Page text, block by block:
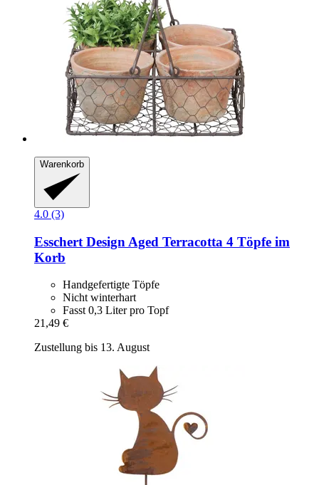
Warenkorb
4.0 (3)
Esschert Design Aged Terracotta 4 Töpfe im
Korb
Handgefertigte Töpfe
Nicht winterhart
Fasst 0,3 Liter pro Topf
21,49 €
Zustellung bis 13. August